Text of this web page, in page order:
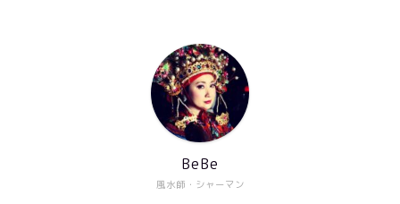
風水師・シャーマン
BeBe